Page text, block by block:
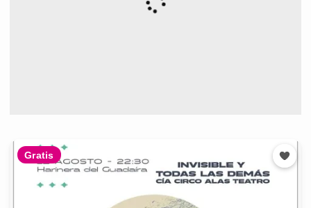
Gratis